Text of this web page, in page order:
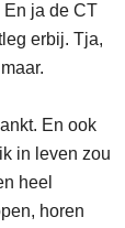
En ja de CT
erbij. Tja,
En ook
in leven zou
heel
horen